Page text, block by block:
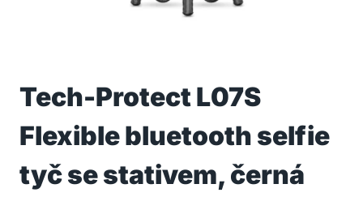
Tech-Protect L07S
Flexible bluetooth selfie
tyč se stativem, černá